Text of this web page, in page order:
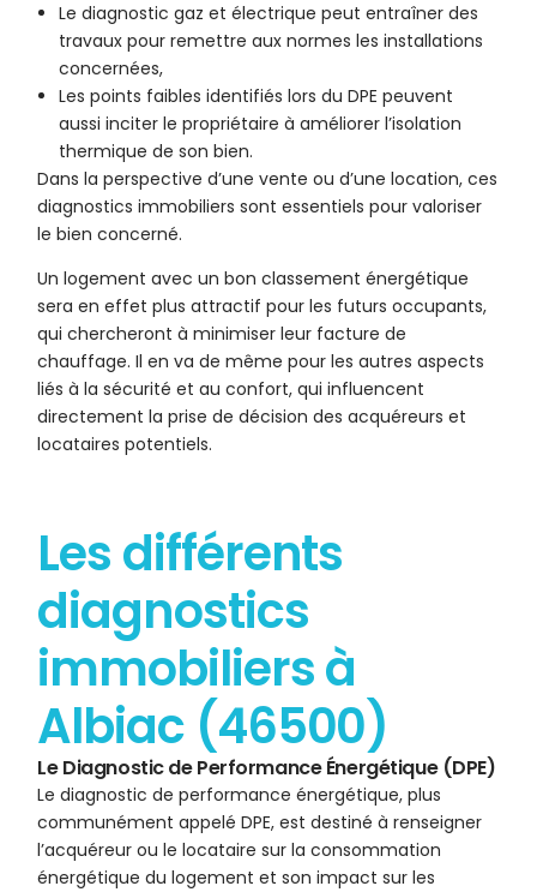
Le diagnostic gaz et électrique peut entraîner des
travaux pour remettre aux normes les installations
concernées,
Les points faibles identifiés lors du DPE peuvent
aussi inciter le propriétaire à améliorer l’isolation
thermique de son bien.
Dans la perspective d’une vente ou d’une location, ces
diagnostics immobiliers sont essentiels pour valoriser
le bien concerné.
Un logement avec un bon classement énergétique
sera en effet plus attractif pour les futurs occupants,
qui chercheront à minimiser leur facture de
chauffage. Il en va de même pour les autres aspects
liés à la sécurité et au confort, qui influencent
directement la prise de décision des acquéreurs et
locataires potentiels.
Les différents
diagnostics
immobiliers à
Albiac (46500)
Le Diagnostic de Performance Énergétique (DPE)
Le diagnostic de performance énergétique, plus
communément appelé DPE, est destiné à renseigner
l’acquéreur ou le locataire sur la consommation
énergétique du logement et son impact sur les